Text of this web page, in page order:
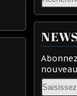
Email